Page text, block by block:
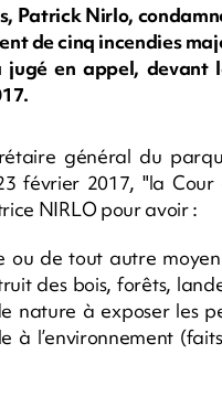
Patrick Nirlo,
de cinq incendies
en appel, devant
général du
février 2017, "la Cour
NIRLO pour avoir :
de tout autre
des bois, forêts,
nature à exposer les
à l’environnement